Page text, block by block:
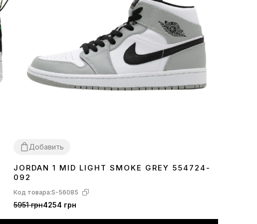
Добавить
36373839 4041 42 43 4445
JORDAN 1 MID LIGHT SMOKE GREY 554724-
092
Код товара:S-56085
5951 грн4254 грн